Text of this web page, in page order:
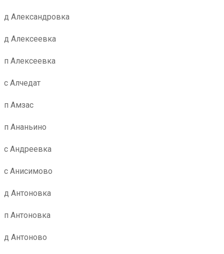
д Александровка
д Алексеевка
п Алексеевка
с Алчедат
п Амзас
п Ананьино
с Андреевка
с Анисимово
д Антоновка
п Антоновка
д Антоново